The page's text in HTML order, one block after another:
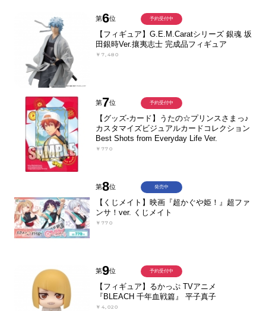
第6位
【フィギュア】G.E.M.Caratシリーズ 銀魂 坂
田銀時Ver.攘夷志士 完成品フィギュア
￥7,480
予約受付中
第7位
【グッズ-カード】うたの☆プリンスさまっ♪
カスタマイズビジュアルカードコレクション
Best Shots from Everyday Life Ver.
￥770
予約受付中
第8位
【くじメイト】映画『超かぐや姫！』超ファ
ンサ！ver. くじメイト
￥770
発売中
第9位
【フィギュア】るかっぷ TVアニメ
『BLEACH 千年血戦篇』 平子真子
￥4,020
予約受付中